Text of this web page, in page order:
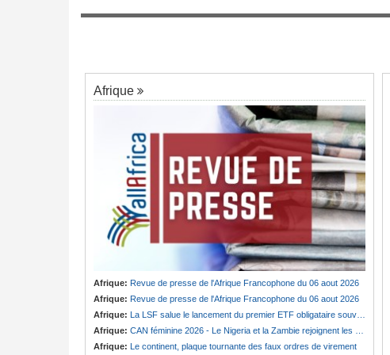
Afrique
Afrique: Revue de presse de l'Afrique Francophone du 06 aout 2026
Afrique: Revue de presse de l'Afrique Francophone du 06 aout 2026
Afrique: La LSF salue le lancement du premier ETF obligataire souverain africain (USD) disponible en Europe
Afrique: CAN féminine 2026 - Le Nigeria et la Zambie rejoignent les quarts de finale
Afrique: Le continent, plaque tournante des faux ordres de virement